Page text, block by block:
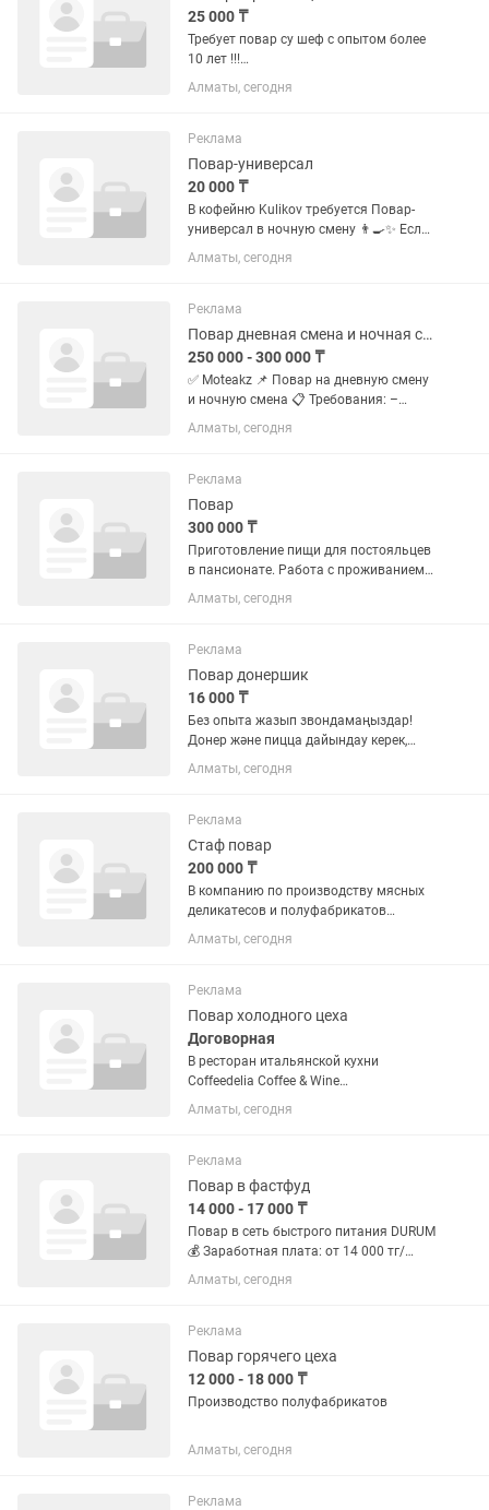
25 000 ₸
Требует повар су шеф с опытом более
10 лет !!!
Грузинская,Европейская,восточная
кухня без опыта люди мимо! Нужен
Алматы, сегодня
Реклама
Повар-универсал
20 000 ₸
В кофейню Kulikov требуется Повар-
универсал в ночную смену 👨🍳✨ Если
вы любите кухню, порядок и работу в
команде — будем рады видеть вас с
000 тенге за смену 📅...
Алматы, сегодня
Реклама
Повар дневная смена и ночная смена
250 000 - 300 000 ₸
✅ Moteakz 📌 Повар на дневную смену
и ночную смена 📋 Требования: –
Женщины от 18 лет до 45 – Можно без
опыта работы 📆 График работы: 08:00
Смена — 12.000 тг....
Алматы, сегодня
Реклама
Повар
300 000 ₸
Приготовление пищи для постояльцев
в пансионате. Работа с проживанием
на месте работодателя 15/15 или
30/30 в г. Алматы. З/п за 15 дней 150
Алматы, сегодня
Реклама
Повар донершик
16 000 ₸
Без опыта жазып звондамаңыздар!
Донер және пицца дайындау керек,
11:00-00:00 жұмыс уақыты. 2/2 немесе
3/1 график. Тек опытпен жазыңыздар
Алматы, сегодня
Реклама
Стаф повар
200 000 ₸
В компанию по производству мясных
деликатесов и полуфабрикатов
требуется повар для приготовления
завтраков и обедов сотрудникам.
Место работы мкр-н Жулдыз.
Алматы, сегодня
Реклама
Повар холодного цеха
Договорная
В ресторан итальянской кухни
Coffeedelia Coffee & Wine
расположенный в ТРЦ "Мега"
(Розыбакиева) требуются повара
20000 тг.
Алматы, сегодня
Реклама
Повар в фастфуд
14 000 - 17 000 ₸
Повар в сеть быстрого питания DURUM
💰 Заработная плата: от 14 000 тг/
смена 📅 Регулярные выплаты 📍
Адрес: Аксуат 34 🕐 Режим работы:
Готовить блюда по стандартам •...
Алматы, сегодня
Реклама
Повар горячего цеха
12 000 - 18 000 ₸
Производство полуфабрикатов
Алматы, сегодня
Реклама